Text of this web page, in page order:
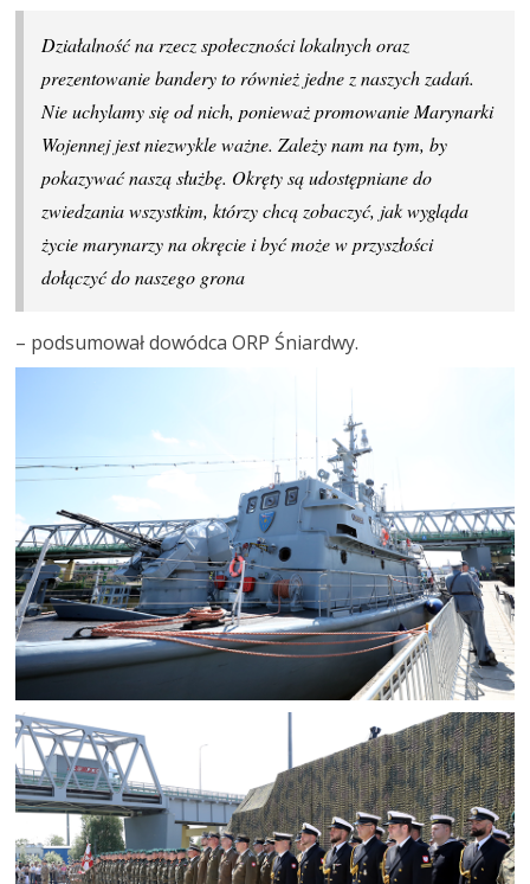
Działalność na rzecz społeczności lokalnych oraz
prezentowanie bandery to również jedne z naszych zadań.
Nie uchylamy się od nich, ponieważ promowanie Marynarki
Wojennej jest niezwykle ważne. Zależy nam na tym, by
pokazywać naszą służbę. Okręty są udostępniane do
zwiedzania wszystkim, którzy chcą zobaczyć, jak wygląda
życie marynarzy na okręcie i być może w przyszłości
dołączyć do naszego grona
– podsumował dowódca ORP Śniardwy.